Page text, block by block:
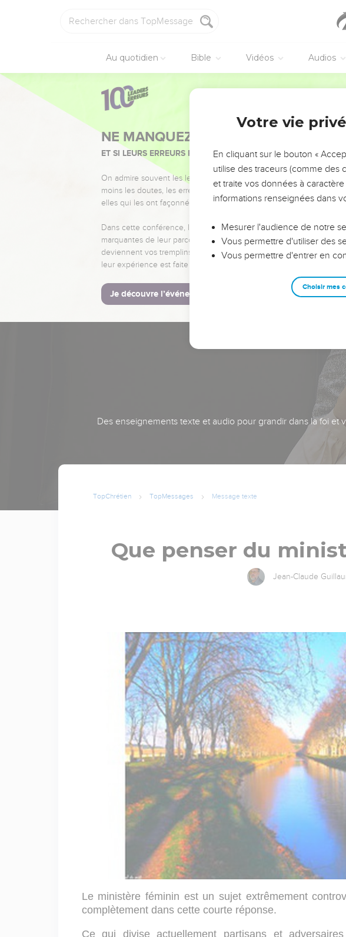
Au quotidien Bible Vidéos Audios
NE MANQUEZ PAS L’ÉVÉNEMENT DE
ET SI LEURS ERREURS POUVAIENT VOUS ÉVITER LES VOTRES ?
On admire souvent les leaders pour leurs réussites, leur impact, leur
moins les doutes, les erreurs et les saisons difficiles qu'ils ont
elles qui les ont façonnés.
Dans cette conférence, leaders, entrepreneurs, et responsables
marquantes de leur parcours et les clés pour avancer avec plus de
deviennent vos tremplins. Que vous guidiez un ministère, une
leur expérience est faite pour vous.
Je découvre l’événement
Des enseignements texte et audio pour grandir dans la foi et
TopChrétien TopMessages Message texte
Que penser du
Jean-Claude
Le ministère féminin est un sujet extrêmement
complètement dans cette courte réponse.
Ce qui divise actuellement partisans et
Votre vie
En cliquant sur le bouton «
utilise des traceurs (comme des
et traite vos données à
informations renseignées dans
Mesurer l'audience de notre
Vous permettre d'utiliser des
Vous permettre d'entrer en
Choisir mes